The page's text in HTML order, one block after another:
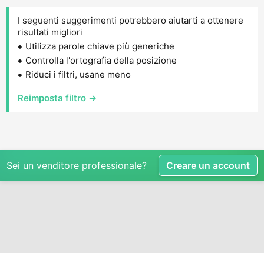
I seguenti suggerimenti potrebbero aiutarti a ottenere
risultati migliori
Utilizza parole chiave più generiche
Controlla l'ortografia della posizione
Riduci i filtri, usane meno
Reimposta filtro →
Sei un venditore professionale? Creare un account